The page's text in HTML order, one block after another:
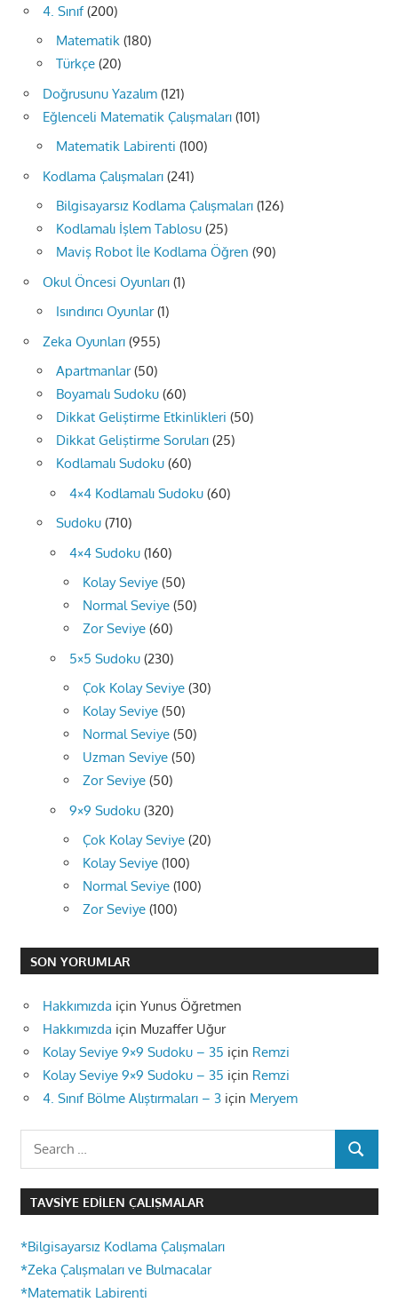
4. Sınıf(200)
Matematik (180)
Türkçe (20)
Doğrusunu Yazalım (121)
Eğlenceli Matematik Çalışmaları (101)
Matematik Labirenti (100)
Kodlama Çalışmaları (241)
Bilgisayarsız Kodlama Çalışmaları (126)
Kodlamalı İşlem Tablosu (25)
Maviş Robot İle Kodlama Öğren (90)
Okul Öncesi Oyunları (1)
Isındırıcı Oyunlar(1)
Zeka Oyunları (955)
Apartmanlar(50)
Boyamalı Sudoku (60)
Dikkat Geliştirme Etkinlikleri (50)
Dikkat Geliştirme Soruları (25)
Kodlamalı Sudoku (60)
4×4 Kodlamalı Sudoku (60)
Sudoku (710)
4×4 Sudoku (160)
Kolay Seviye (50)
Normal Seviye (50)
Zor Seviye (60)
5×5 Sudoku (230)
Çok Kolay Seviye (30)
Kolay Seviye (50)
Normal Seviye (50)
Uzman Seviye (50)
Zor Seviye (50)
9×9 Sudoku (320)
Çok Kolay Seviye (20)
Kolay Seviye (100)
Normal Seviye (100)
Zor Seviye (100)
SON YORUMLAR
Hakkımızda için Yunus Öğretmen
Hakkımızda için Muzaffer Uğur
Kolay Seviye 9×9 Sudoku – 35 için Remzi
Kolay Seviye 9×9 Sudoku – 35 için Remzi
4. Sınıf Bölme Alıştırmaları – 3 için Meryem
Search
SEARCH
TAVSIYE EDILEN ÇALIŞMALAR
*Bilgisayarsız Kodlama Çalışmaları
*Zeka Çalışmaları ve Bulmacalar
*Matematik Labirenti